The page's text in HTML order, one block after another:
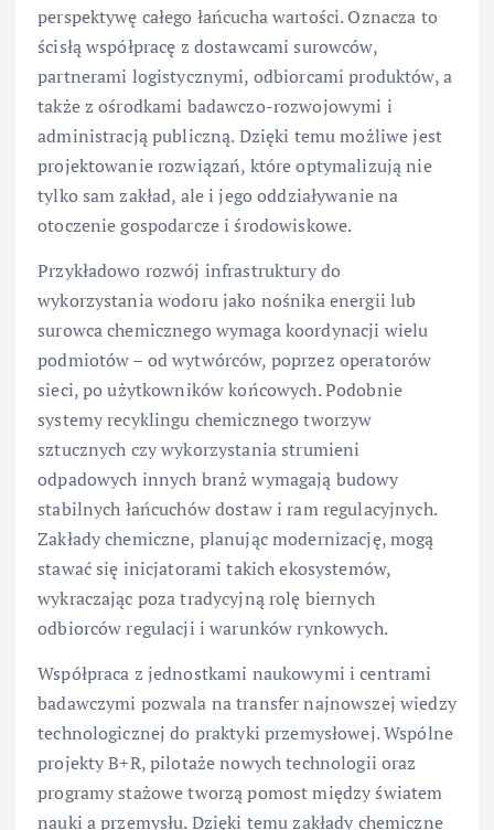
perspektywę całego łańcucha wartości. Oznacza to
ścisłą współpracę z dostawcami surowców,
partnerami logistycznymi, odbiorcami produktów, a
także z ośrodkami badawczo-rozwojowymi i
administracją publiczną. Dzięki temu możliwe jest
projektowanie rozwiązań, które optymalizują nie
tylko sam zakład, ale i jego oddziaływanie na
otoczenie gospodarcze i środowiskowe.
Przykładowo rozwój infrastruktury do
wykorzystania wodoru jako nośnika energii lub
surowca chemicznego wymaga koordynacji wielu
podmiotów – od wytwórców, poprzez operatorów
sieci, po użytkowników końcowych. Podobnie
systemy recyklingu chemicznego tworzyw
sztucznych czy wykorzystania strumieni
odpadowych innych branż wymagają budowy
stabilnych łańcuchów dostaw i ram regulacyjnych.
Zakłady chemiczne, planując modernizację, mogą
stawać się inicjatorami takich ekosystemów,
wykraczając poza tradycyjną rolę biernych
odbiorców regulacji i warunków rynkowych.
Współpraca z jednostkami naukowymi i centrami
badawczymi pozwala na transfer najnowszej wiedzy
technologicznej do praktyki przemysłowej. Wspólne
projekty B+R, pilotaże nowych technologii oraz
programy stażowe tworzą pomost między światem
nauki a przemysłu. Dzięki temu zakłady chemiczne